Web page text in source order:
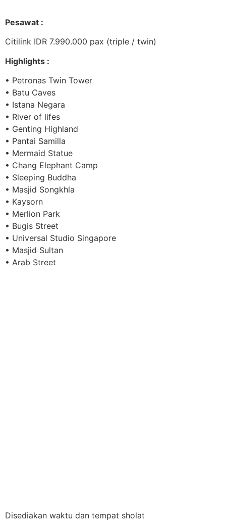
toPesawat :
Citilink IDR 7.990.000 pax (triple / twin)
Highlights :
• Petronas Twin Tower
• Batu Caves
• Istana Negara
• River of lifes
• Genting Highland
• Pantai Samilla
• Mermaid Statue
• Chang Elephant Camp
• Sleeping Buddha
• Masjid Songkhla
• Kaysorn
• Merlion Park
• Bugis Street
• Universal Studio Singapore
• Masjid Sultan
• Arab Street
Disediakan waktu dan tempat sholat